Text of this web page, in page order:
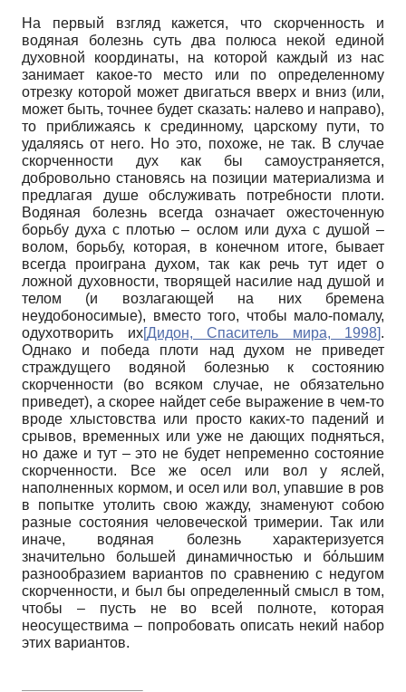
На первый взгляд кажется, что скорченность и
водяная болезнь суть два полюса некой единой
духовной координаты, на которой каждый из нас
занимает какое-то место или по определенному
отрезку которой может двигаться вверх и вниз (или,
может быть, точнее будет сказать: налево и направо),
то приближаясь к срединному, царскому пути, то
удаляясь от него. Но это, похоже, не так. В случае
скорченности дух как бы самоустраняется,
добровольно становясь на позиции материализма и
предлагая душе обслуживать потребности плоти.
Водяная болезнь всегда означает ожесточенную
борьбу духа с плотью – ослом или духа с душой –
волом, борьбу, которая, в конечном итоге, бывает
всегда проиграна духом, так как речь тут идет о
ложной духовности, творящей насилие над душой и
телом (и возлагающей на них бремена
неудобоносимые), вместо того, чтобы мало-помалу,
одухотворить их[Дидон, Спаситель мира, 1998].
Однако и победа плоти над духом не приведет
страждущего водяной болезнью к состоянию
скорченности (во всяком случае, не обязательно
приведет), а скорее найдет себе выражение в чем-то
вроде хлыстовства или просто каких-то падений и
срывов, временных или уже не дающих подняться,
но даже и тут – это не будет непременно состояние
скорченности. Все же осел или вол у яслей,
наполненных кормом, и осел или вол, упавшие в ров
в попытке утолить свою жажду, знаменуют собою
разные состояния человеческой тримерии. Так или
иначе, водяная болезнь характеризуется
значительно большей динамичностью и бόльшим
разнообразием вариантов по сравнению с недугом
скорченности, и был бы определенный смысл в том,
чтобы – пусть не во всей полноте, которая
неосуществима – попробовать описать некий набор
этих вариантов.